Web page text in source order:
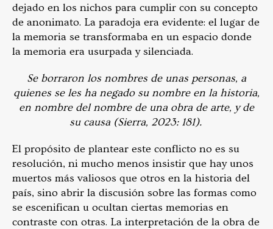
dejado en los nichos para cumplir con su concepto
de anonimato. La paradoja era evidente: el lugar de
la memoria se transformaba en un espacio donde
la memoria era usurpada y silenciada.
Se borraron los nombres de unas personas, a
quienes se les ha negado su nombre en la historia,
en nombre del nombre de una obra de arte, y de
su causa (Sierra, 2023: 181).
El propósito de plantear este conflicto no es su
resolución, ni mucho menos insistir que hay unos
muertos más valiosos que otros en la historia del
país, sino abrir la discusión sobre las formas como
se escenifican u ocultan ciertas memorias en
contraste con otras. La interpretación de la obra de